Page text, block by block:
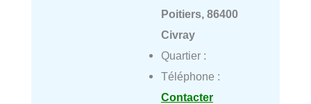
Poitiers, 86400
Civray
Quartier :
Téléphone :
Contacter